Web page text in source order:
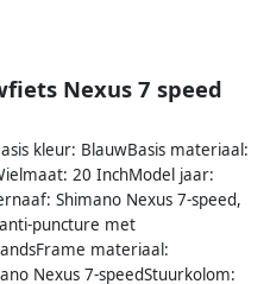
Nexus 7 speed
kleur: BlauwBasis materiaal:
20 InchModel jaar:
Shimano Nexus 7-speed,
puncture met
materiaal:
Nexus 7-speedStuurkolom: